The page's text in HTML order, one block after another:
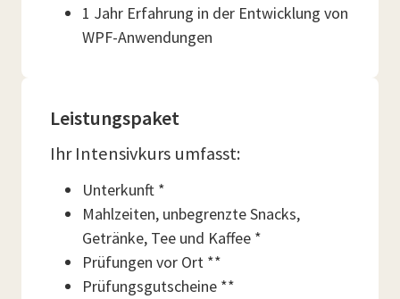
1 Jahr Erfahrung in der Entwicklung von
WPF-Anwendungen
Leistungspaket
Ihr Intensivkurs umfasst:
Unterkunft *
Mahlzeiten, unbegrenzte Snacks,
Getränke, Tee und Kaffee *
Prüfungen vor Ort **
Prüfungsgutscheine **